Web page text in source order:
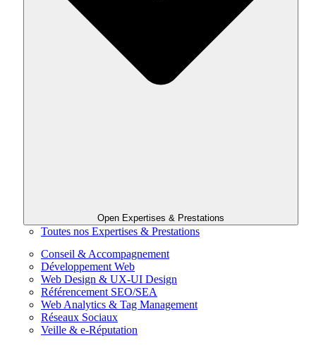
Open Expertises & Prestations
Toutes nos Expertises & Prestations
Conseil & Accompagnement
Développement Web
Web Design & UX-UI Design
Référencement SEO/SEA
Web Analytics & Tag Management
Réseaux Sociaux
Veille & e-Réputation